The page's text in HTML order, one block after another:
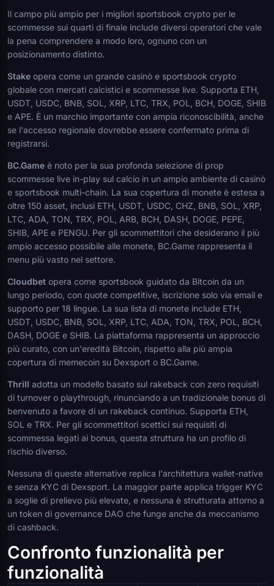
Il campo più ampio per i migliori sportsbook crypto per le
scommesse sui quarti di finale include diversi operatori che vale
la pena comprendere a modo loro, ognuno con un
posizionamento distinto.
Stake opera come un grande casinò e sportsbook crypto
globale con mercati calcistici e scommesse live. Supporta ETH,
USDT, USDC, BNB, SOL, XRP, LTC, TRX, POL, BCH, DOGE, SHIB
e APE. È un marchio importante con ampia riconoscibilità, anche
se l'accesso regionale dovrebbe essere confermato prima di
registrarsi.
BC.Game è noto per la sua profonda selezione di prop
scommesse live in-play sul calcio in un ampio ambiente di casinò
e sportsbook multi-chain. La sua copertura di monete è estesa a
oltre 150 asset, inclusi ETH, USDT, USDC, CHZ, BNB, SOL, XRP,
LTC, ADA, TON, TRX, POL, ARB, BCH, DASH, DOGE, PEPE,
SHIB, APE e PENGU. Per gli scommettitori che desiderano il più
ampio accesso possibile alle monete, BC.Game rappresenta il
menu più vasto nel settore.
Cloudbet opera come sportsbook guidato da Bitcoin da un
lungo periodo, con quote competitive, iscrizione solo via email e
supporto per 18 lingue. La sua lista di monete include ETH,
USDT, USDC, BNB, SOL, XRP, LTC, ADA, TON, TRX, POL, BCH,
DASH, DOGE e SHIB. La piattaforma rappresenta un approccio
più curato, con un'eredità Bitcoin, rispetto alla più ampia
copertura di memecoin su Dexsport o BC.Game.
Thrill adotta un modello basato sul rakeback con zero requisiti
di turnover o playthrough, rinunciando a un tradizionale bonus di
benvenuto a favore di un rakeback continuo. Supporta ETH,
SOL e TRX. Per gli scommettitori scettici sui requisiti di
scommessa legati ai bonus, questa struttura ha un profilo di
rischio diverso.
Nessuna di queste alternative replica l'architettura wallet-native
e senza KYC di Dexsport. La maggior parte applica trigger KYC
a soglie di prelievo più elevate, e nessuna è strutturata attorno a
un token di governance DAO che funge anche da meccanismo
di cashback.
Confronto funzionalità per
funzionalità